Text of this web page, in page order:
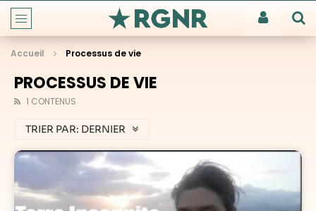
Accueil Processus de vie
PROCESSUS DE VIE
1 CONTENUS
TRIER PAR: DERNIER